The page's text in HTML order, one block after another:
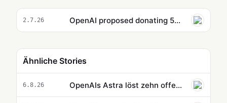
2.7.26 OpenAI proposed donating 5% of its equity to a US sovereign wealth fund
Ähnliche Stories
6.8.26 OpenAIs Astra löst zehn offene Probleme aus Mathematik und Informatik